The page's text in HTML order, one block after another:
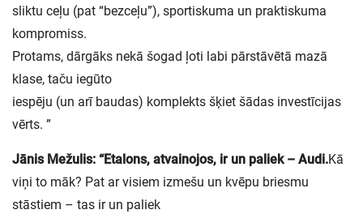
sliktu ceļu (pat “bezceļu”), sportiskuma un praktiskuma
kompromiss.
Protams, dārgāks nekā šogad ļoti labi pārstāvētā mazā
klase, taču iegūto
iespēju (un arī baudas) komplekts šķiet šādas investīcijas
vērts. ”
Jānis Mežulis: “Etalons, atvainojos, ir un paliek – Audi.Kā
viņi to māk? Pat ar visiem izmešu un kvēpu briesmu
stāstiem – tas ir un paliek